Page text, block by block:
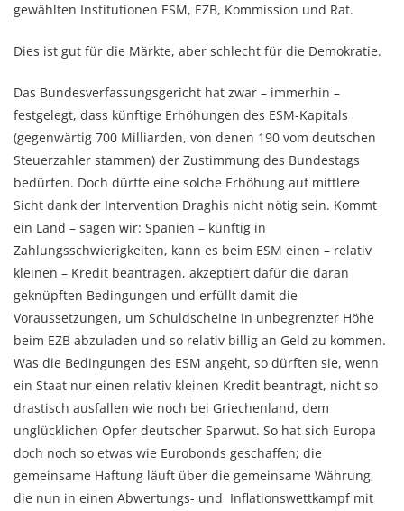
gewählten Institutionen ESM, EZB, Kommission und Rat.
Dies ist gut für die Märkte, aber schlecht für die Demokratie.
Das Bundesverfassungsgericht hat zwar – immerhin –
festgelegt, dass künftige Erhöhungen des ESM-Kapitals
(gegenwärtig 700 Milliarden, von denen 190 vom deutschen
Steuerzahler stammen) der Zustimmung des Bundestags
bedürfen. Doch dürfte eine solche Erhöhung auf mittlere
Sicht dank der Intervention Draghis nicht nötig sein. Kommt
ein Land – sagen wir: Spanien – künftig in
Zahlungsschwierigkeiten, kann es beim ESM einen – relativ
kleinen – Kredit beantragen, akzeptiert dafür die daran
geknüpften Bedingungen und erfüllt damit die
Voraussetzungen, um Schuldscheine in unbegrenzter Höhe
beim EZB abzuladen und so relativ billig an Geld zu kommen.
Was die Bedingungen des ESM angeht, so dürften sie, wenn
ein Staat nur einen relativ kleinen Kredit beantragt, nicht so
drastisch ausfallen wie noch bei Griechenland, dem
unglücklichen Opfer deutscher Sparwut. So hat sich Europa
doch noch so etwas wie Eurobonds geschaffen; die
gemeinsame Haftung läuft über die gemeinsame Währung,
die nun in einen Abwertungs- und Inflationswettkampf mit